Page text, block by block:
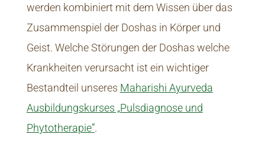
werden kombiniert mit dem Wissen über das
Zusammenspiel der Doshas in Körper und
Geist. Welche Störungen der Doshas welche
Krankheiten verursacht ist ein wichtiger
Bestandteil unseres Maharishi Ayurveda
Ausbildungskurses „Pulsdiagnose und
Phytotherapie”.